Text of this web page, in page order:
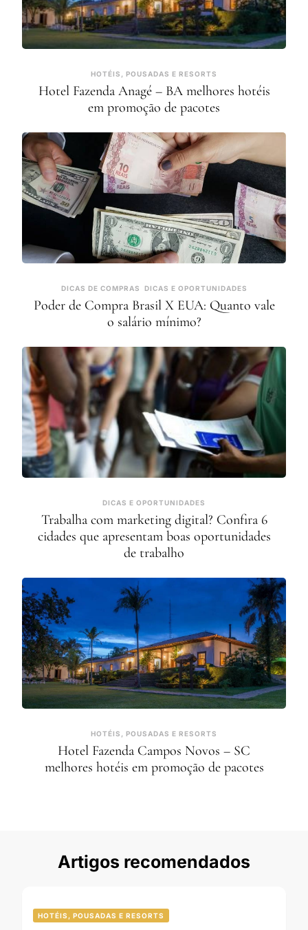
HOTÉIS, POUSADAS E RESORTS
Hotel Fazenda Anagé – BA melhores hotéis
em promoção de pacotes
DICAS DE COMPRAS DICAS E OPORTUNIDADES
Poder de Compra Brasil X EUA: Quanto vale
o salário mínimo?
DICAS E OPORTUNIDADES
Trabalha com marketing digital? Confira 6
cidades que apresentam boas oportunidades
de trabalho
HOTÉIS, POUSADAS E RESORTS
Hotel Fazenda Campos Novos – SC
melhores hotéis em promoção de pacotes
Artigos recomendados
HOTÉIS, POUSADAS E RESORTS